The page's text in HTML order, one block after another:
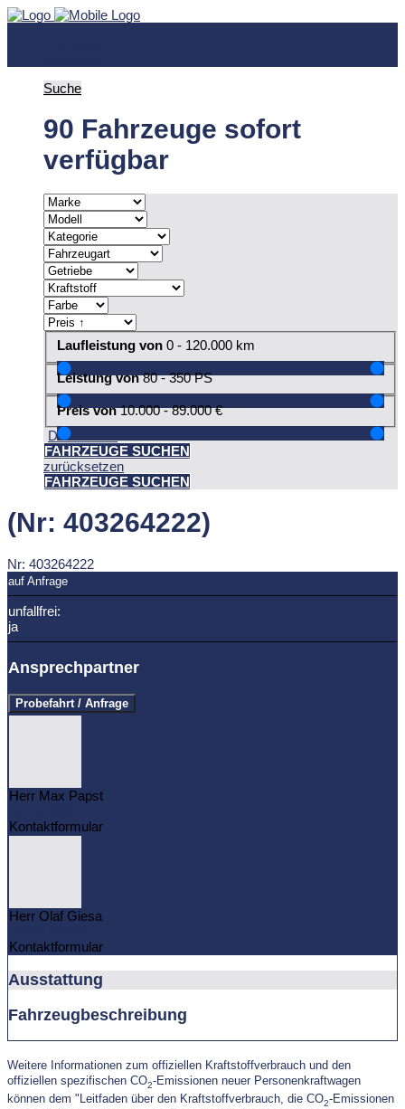
Suche
90 Fahrzeuge sofort
verfügbar
Laufleistung von0 - 120.000 km
Leistung von80 - 350PS
Preis von10.000 - 89.000€
Detailsuche
FAHRZEUGE SUCHEN
zurücksetzen
FAHRZEUGE SUCHEN
(Nr: 403264222)
Nr: 403264222
auf Anfrage
unfallfrei:
ja
Ansprechpartner
Probefahrt / Anfrage
Herr Max Papst
Kontaktformular
Herr Olaf Giesa
Kontaktformular
Ausstattung
Fahrzeugbeschreibung
Weitere Informationen zum offiziellen Kraftstoffverbrauch und den
offiziellen spezifischen CO2-Emissionen neuer Personenkraftwagen
können dem "Leitfaden über den Kraftstoffverbrauch, die CO2-Emissionen